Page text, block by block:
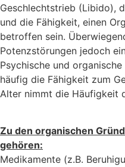
Geschlechtstrieb (Libido),
und die Fähigkeit, einen
betroffen sein.
Potenzstörungen jedoch
Psychische und
häufig die Fähigkeit zum
Alter nimmt die Häufigkeit
Zu den organischen
gehören:
Medikamente (z.B.